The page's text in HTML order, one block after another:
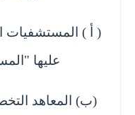
( أ ) المستشفيات
عليها
(ب) المعاهد